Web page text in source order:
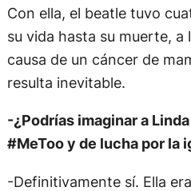
Con ella, el beatle tuvo
su vida hasta su muerte, a
causa de un cáncer de
resulta inevitable.
-¿Podrías imaginar a
#MeToo y de lucha por la
-Definitivamente sí. Ella